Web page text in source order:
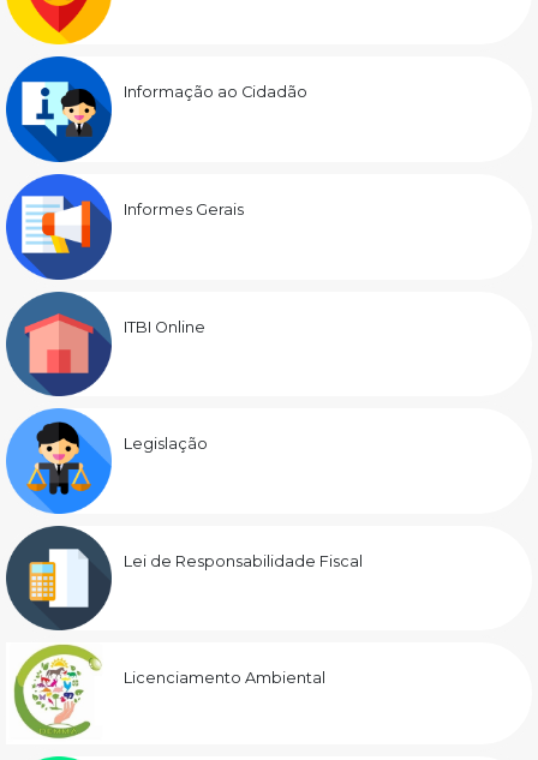
Informação ao Cidadão
Informes Gerais
ITBI Online
Legislação
Lei de Responsabilidade Fiscal
Licenciamento Ambiental